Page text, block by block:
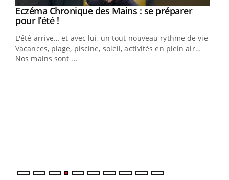
Youtube
Eczéma Chronique des Mains : se préparer
pour l’été !Youtube
L'été arrive… et avec lui, un tout nouveau rythme de vie !
Vacances, plage, piscine, soleil, activités en plein air…
Nos mains sont ...